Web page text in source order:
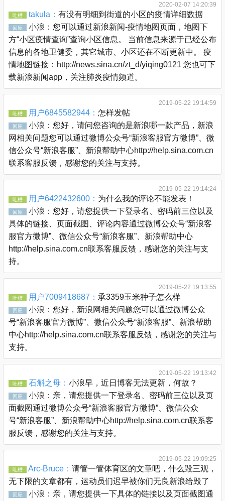
2020-02-07 14:20:39
吐槽 takula： 有没有明细到街道的小区的疫情详细数据
回应 小浪： 您可以通过新浪新闻-疫情地图页面，地图下
方“小区疫情查询”查询小区信息。 当前信息来源于已经公布
信息的各地卫健委，其它城市、小区还在不断更新中。 疫
情地图链接：http://news.sina.cn/zt_d/yiqing0121 您也可下
载新浪新闻app，关注肺炎疫情频道。
2019-05-22 19:14:59
吐槽 用户6845582944： 怎样发帖
回应 小浪： 您好，请问您咨询的是新浪哪一款产品，新浪
网相关问题您可以通过微博公众号“新浪客服官方微博”、微
信公众号“新浪客服”、新浪帮助中心http://help.sina.com.cn
联系客服反馈，感谢您的关注与支持。
2019-05-22 19:14:24
吐槽 用户6422432600： 为什么我的评论不能发表！
回应 小浪： 您好，请您提供一下登录名、密码前三位以及
具体的链接、页面截图、评论内容通过微博公众号“新浪客
服官方微博”、微信公众号“新浪客服”、新浪帮助中心
http://help.sina.com.cn联系客服反馈，感谢您的关注与支
持。
2019-05-22 19:13:55
吐槽 用户7009418687： 承3359玉米种子怎么样
回应 小浪： 您好，新浪网相关问题您可以通过微博公众
号“新浪客服官方微博”、微信公众号“新浪客服”、新浪帮助
中心http://help.sina.com.cn联系客服反馈，感谢您的关注与
支持。
2019-05-22 19:13:42
吐槽 石斛之母： 小浪早，近日博客无法更新，何故？
回应 小浪： 亲，请您提供一下登录名、密码前三位以及页
面截图通过微博公众号“新浪客服官方微博”、微信公众
号“新浪客服”、新浪帮助中心http://help.sina.com.cn联系客
服反馈，感谢您的关注与支持。
2019-05-22 19:09:25
吐槽 Arc-Bruce： 请管一管体育区的文章吧，什么毁三观，
无下限的文章都有，运动员们迟早被你们无良新浪给毁了
回应 小浪： 亲，请您提供一下具体的链接以及页面截图通